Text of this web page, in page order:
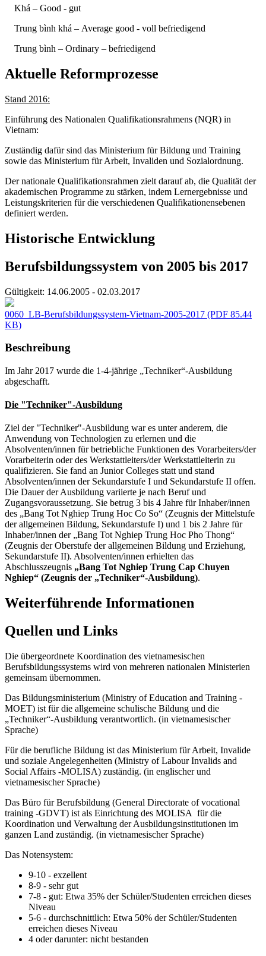
Khá – Good - gut
Trung bình khá – Average good - voll befriedigend
Trung bình – Ordinary – befriedigend
Aktuelle Reformprozesse
Stand 2016:
Einführung des Nationalen Qualifikationsrahmens (NQR) in
Vietnam:
Zuständig dafür sind das Ministerium für Bildung und Training
sowie das Ministerium für Arbeit, Invaliden und Sozialordnung.
Der nationale Qualifikationsrahmen zielt darauf ab, die Qualität der
akademischen Programme zu stärken, indem Lernergebnisse und
Leistungskriterien für die verschiedenen Qualifikationensebenen
definiert werden.
Historische Entwicklung
Berufsbildungssystem von 2005 bis 2017
Gültigkeit: 14.06.2005 - 02.03.2017
0060_LB-Berufsbildungssystem-Vietnam-2005-2017 (PDF 85.44
KB)
Beschreibung
Im Jahr 2017 wurde die 1-4-jährige „Techniker“-Ausbildung
abgeschafft.
Die "Techniker"-Ausbildung
Ziel der "Techniker"-Ausbildung war es unter anderem, die
Anwendung von Technologien zu erlernen und die
Absolventen/innen für betriebliche Funktionen des Vorarbeiters/der
Vorarbeiterin oder des Werkstattleiters/der Werkstattleiterin zu
qualifizieren. Sie fand an Junior Colleges statt und stand
Absolventen/innen der Sekundarstufe I und Sekundarstufe II offen.
Die Dauer der Ausbildung variierte je nach Beruf und
Zugangsvoraussetzung. Sie betrug 3 bis 4 Jahre für Inhaber/innen
des „Bang Tot Nghiep Trung Hoc Co So“ (Zeugnis der Mittelstufe
der allgemeinen Bildung, Sekundarstufe I) und 1 bis 2 Jahre für
Inhaber/innen der „Bang Tot Nghiep Trung Hoc Pho Thong“
(Zeugnis der Oberstufe der allgemeinen Bildung und Erziehung,
Sekundarstufe II). Absolventen/innen erhielten das
Abschlusszeugnis „Bang Tot Nghiep Trung Cap Chuyen
Nghiep“ (Zeugnis der „Techniker“-Ausbildung).
Weiterführende Informationen
Quellen und Links
Die übergeordnete Koordination des vietnamesischen
Berufsbildungssystems wird von mehreren nationalen Ministerien
gemeinsam übernommen.
Das Bildungsministerium (Ministry of Education and Training -
MOET) ist für die allgemeine schulische Bildung und die
„Techniker“-Ausbildung verantwortlich. (in vietnamesischer
Sprache)
Für die berufliche Bildung ist das Ministerium für Arbeit, Invalide
und soziale Angelegenheiten (Ministry of Labour Invalids and
Social Affairs -MOLISA) zuständig. (in englischer und
vietnamesischer Sprache)
Das Büro für Berufsbildung (General Directorate of vocational
training -GDVT) ist als Einrichtung des MOLISA für die
Koordination und Verwaltung der Ausbildungsinstitutionen im
ganzen Land zuständig. (in vietnamesischer Sprache)
Das Notensystem:
9-10 - exzellent
8-9 - sehr gut
7-8 - gut: Etwa 35% der Schüler/Studenten erreichen dieses
Niveau
5-6 - durchschnittlich: Etwa 50% der Schüler/Studenten
erreichen dieses Niveau
4 oder darunter: nicht bestanden